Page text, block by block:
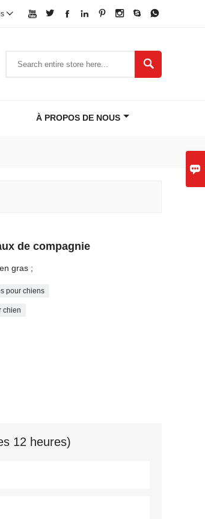

       


À PROPOS DE NOUS
de compagnie
gras ;
pour chiens
chien
12 heures)